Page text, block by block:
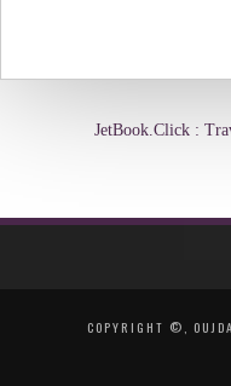
JetBook.Click :
COPYRIGHT ©,